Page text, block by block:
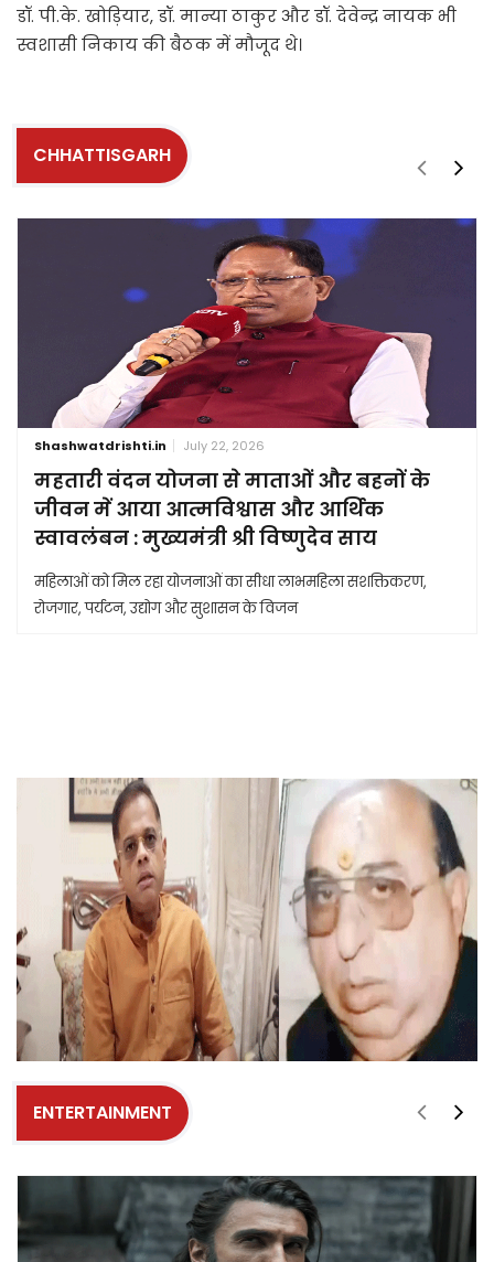
डॉ. पी.के. खोड़ियार, डॉ. मान्या ठाकुर और डॉ. देवेन्द्र नायक भी
स्वशासी निकाय की बैठक में मौजूद थे।
CHHATTISGARH
Shashwatdrishti.in July 22, 2026
महतारी वंदन योजना से माताओं और बहनों के
जीवन में आया आत्मविश्वास और आर्थिक
स्वावलंबन : मुख्यमंत्री श्री विष्णुदेव साय
महिलाओं को मिल रहा योजनाओं का सीधा लाभमहिला सशक्तिकरण,
रोजगार, पर्यटन, उद्योग और सुशासन के विजन
ENTERTAINMENT